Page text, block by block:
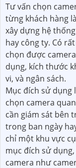
Tư vấn chọn
từng khách hàng
xây dựng hệ
hay công ty. Có
chọn được
dụng, kích thước
vi, và ngân sách.
Mục đích sử dụng
chọn camera
cần giám sát bên
trong ban ngày
chỉ một khu vực
mục đích sử
camera như